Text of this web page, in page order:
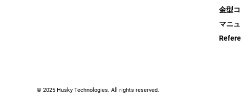
金型
マニ
© 2025 Husky Technologies. All rights reserved.